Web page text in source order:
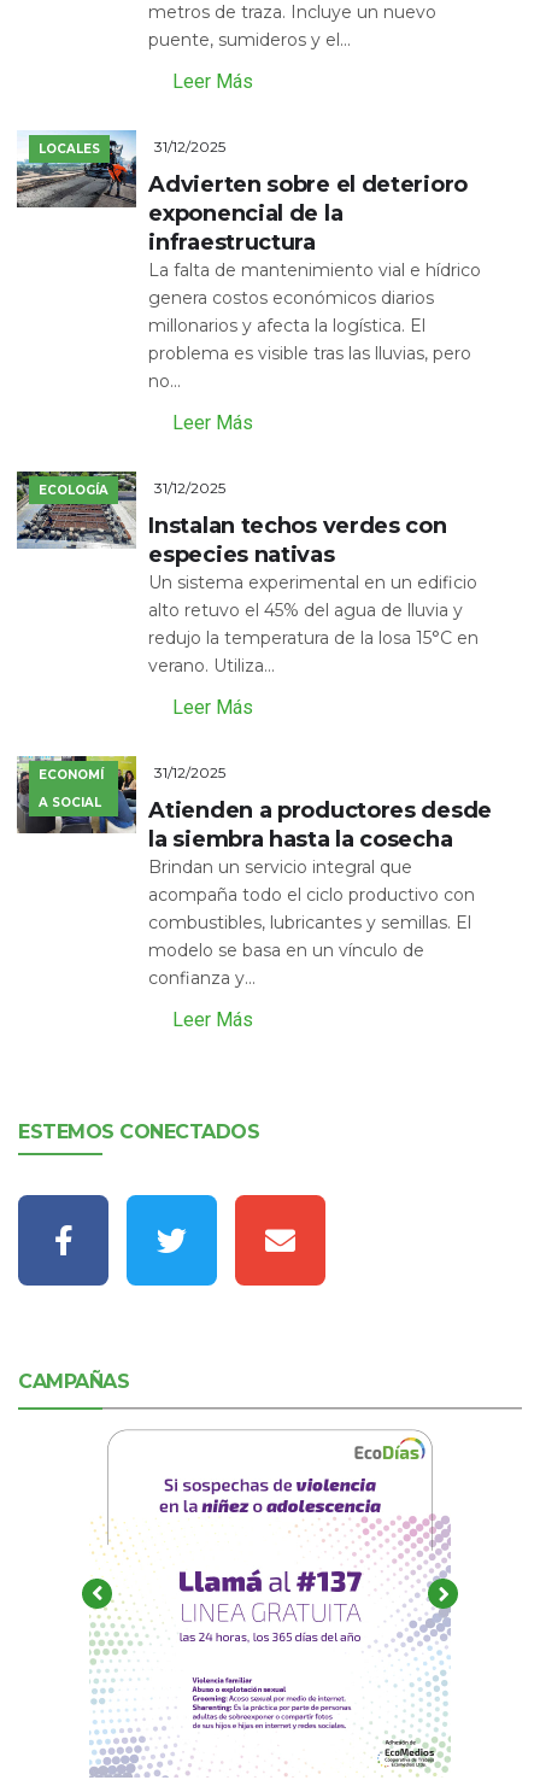
metros de traza. Incluye un nuevo
puente, sumideros y el...
Leer Más
LOCALES 31/12/2025
Advierten sobre el deterioro
exponencial de la
infraestructura
La falta de mantenimiento vial e hídrico
genera costos económicos diarios
millonarios y afecta la logística. El
problema es visible tras las lluvias, pero
no...
Leer Más
ECOLOGÍA 31/12/2025
Instalan techos verdes con
especies nativas
Un sistema experimental en un edificio
alto retuvo el 45% del agua de lluvia y
redujo la temperatura de la losa 15°C en
verano. Utiliza...
Leer Más
ECONOMÍ
A SOCIAL
31/12/2025
Atienden a productores desde
la siembra hasta la cosecha
Brindan un servicio integral que
acompaña todo el ciclo productivo con
combustibles, lubricantes y semillas. El
modelo se basa en un vínculo de
confianza y...
Leer Más
ESTEMOS CONECTADOS
CAMPAÑAS